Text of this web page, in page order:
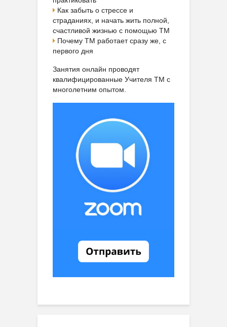
Как забыть о стрессе и
страданиях, и начать жить полной,
счастливой жизнью с помощью ТМ
Почему ТМ работает сразу же, с
первого дня
Занятия онлайн проводят
квалифицированные Учителя ТМ с
многолетним опытом.